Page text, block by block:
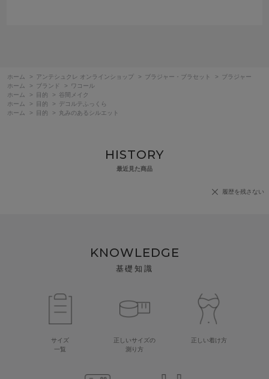
ホーム > アンテシュクレ オンラインショップ > ブラジャー・ブラセット >
ブラジャー
ホーム
> ブランド >
ワコール
ホーム
> 目的 >
谷間メイク
ホーム
> 目的 >
デコルテふっくら
ホーム
> 目的 > 丸みのあるシルエット
HISTORY
最近見た商品
履歴を残さない
KNOWLEDGE
基礎知識
サイズ
一覧
正しいサイズの
測り方
正しい着け方